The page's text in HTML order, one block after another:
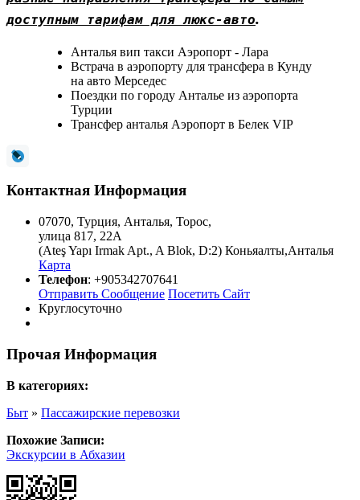
доступным тарифам для люкс-авто.
Анталья вип такси Аэропорт - Лара
Встрача в аэропорту для трансфера в Кунду
на авто Мерседес
Поездки по городу Анталье из аэропорта
Турции
Трансфер анталья Аэропорт в Белек VIP
Контактная Информация
07070, Турция, Анталья, Торос,
улица 817, 22A
(Ateş Yapı Irmak Apt., A Blok, D:2) Коньяалты,Анталья
Карта
Телефон: +905342707641
Отправить Сообщение Посетить Сайт
Круглосуточно
Прочая Информация
В категориях:
Быт » Пассажирские перевозки
Похожие Записи:
Экскурсии в Абхазии